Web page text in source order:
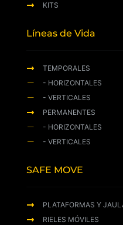
KITS
Líneas de Vida
TEMPORALES
- HORIZONTALES
- VERTICALES
PERMANENTES
- HORIZONTALES
- VERTICALES
SAFE MOVE
PLATAFORMAS Y
RIELES MÓVILES